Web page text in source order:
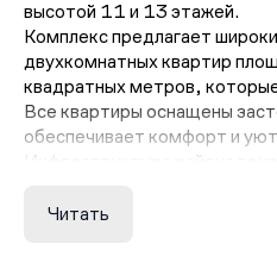
высотой 11 и 13 этажей.
Комплекс предлагает
двухкомнатных квартир
квадратных метров,
Все квартиры оснащены
обеспечивает комфорт и
Инфраструктура района
школы, амбулатории,
Читать